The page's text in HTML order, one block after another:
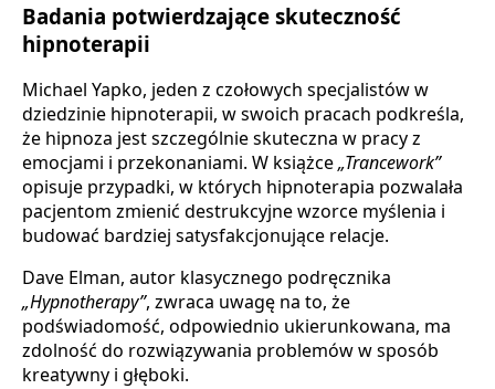
Badania potwierdzające skuteczność
hipnoterapii
Michael Yapko, jeden z czołowych specjalistów w
dziedzinie hipnoterapii, w swoich pracach podkreśla,
że hipnoza jest szczególnie skuteczna w pracy z
emocjami i przekonaniami. W książce„Trancework”
opisuje przypadki, w których hipnoterapia pozwalała
pacjentom zmienić destrukcyjne wzorce myślenia i
budować bardziej satysfakcjonujące relacje.
Dave Elman, autor klasycznego podręcznika
„Hypnotherapy”, zwraca uwagę na to, że
podświadomość, odpowiednio ukierunkowana, ma
zdolność do rozwiązywania problemów w sposób
kreatywny i głęboki.